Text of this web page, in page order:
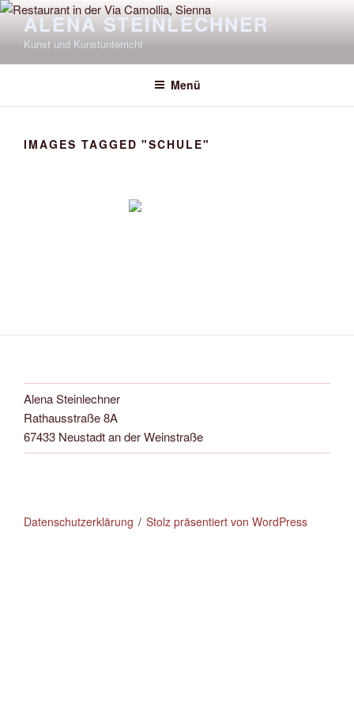
Zum
Inhalt
springen
ALENA STEINLECHNER
Kunst und Kunstunterricht
Menü
IMAGES TAGGED "SCHULE"
Alena Steinlechner
Rathausstraße 8A
67433 Neustadt an der Weinstraße
Datenschutzerklärung Stolz präsentiert von WordPress